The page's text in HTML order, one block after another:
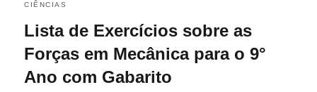
CIÊNCIAS
Lista de Exercícios sobre as
Forças em Mecânica para o 9°
Ano com Gabarito